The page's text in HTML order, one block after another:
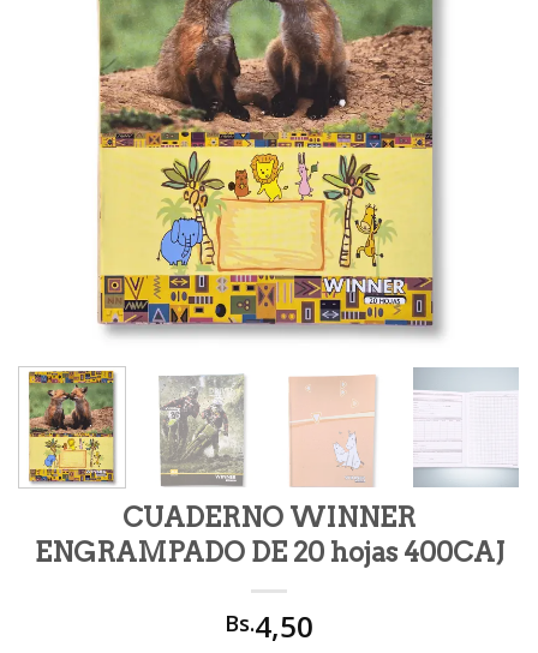
CUADERNO WINNER
ENGRAMPADO DE 20 hojas 400CAJ
Bs.4,50